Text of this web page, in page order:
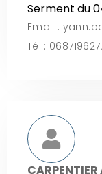
Serment du
Email :
Tél :